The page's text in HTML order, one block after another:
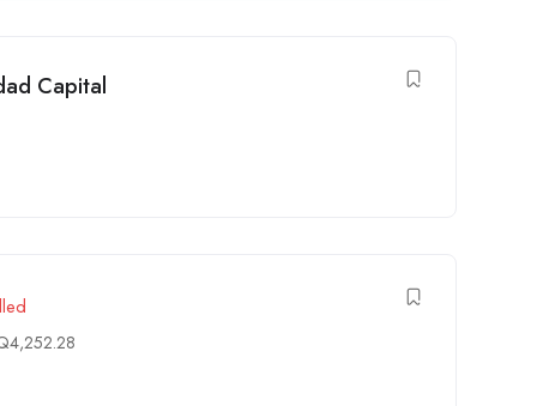
Capital
4,252.28